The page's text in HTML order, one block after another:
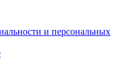
и персональных